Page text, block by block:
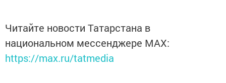
Читайте новости Татарстана в
национальном мессенджере MАХ:
https://max.ru/tatmedia